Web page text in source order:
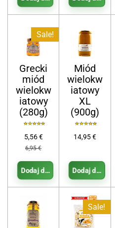
Sale!
Grecki
miód
wielokw
iatowy
(280g)
5,56 €
6,95 €
Dodaj do koszyka
Miód
wielokw
iatowy
XL
(900g)
14,95 €
Dodaj do
Sale!